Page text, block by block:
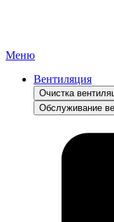
Меню
Вентиляция
Очистка
Обслуживание